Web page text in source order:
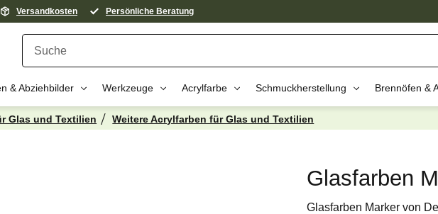
Versandkosten Persönliche Beratung
& Abziehbilder Werkzeuge Acrylfarbe Schmuckherstellung Brennöfen &
Glas und Textilien Weitere Acrylfarben für Glas und Textilien
Glasfarben
Glasfarben Marker von